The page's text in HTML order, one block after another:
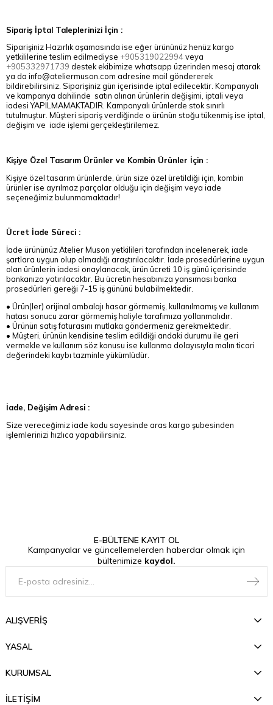
Sipariş İptal Taleplerinizi İçin :
Siparişiniz Hazırlık aşamasında ise eğer ürününüz henüz kargo
yetkililerine teslim edilmediyse +905319022994veya
+905332971739 destek ekibimize whatsapp üzerinden mesaj atarak
ya da info@ateliermuson.com adresine mail göndererek
bildirebilirsiniz. Siparişiniz gün içerisinde iptal edilecektir. Kampanyalı
ve kampanya dahilinde satın alınan ürünlerin değişimi, iptali veya
iadesi YAPILMAMAKTADIR. Kampanyalı ürünlerde stok sınırlı
tutulmuştur. Müşteri sipariş verdiğinde o ürünün stoğu tükenmiş ise iptal,
değişim ve iade işlemi gerçekleştirilemez.
Kişiye Özel Tasarım Ürünler ve Kombin Ürünler İçin :
Kişiye özel tasarım ürünlerde, ürün size özel üretildiği için, kombin
ürünler ise ayrılmaz parçalar olduğu için değişim veya iade
seçeneğimiz bulunmamaktadır!
Ücret İade Süreci :
İade ürününüz Atelier Muson yetkilileri tarafından incelenerek, iade
şartlara uygun olup olmadığı araştırılacaktır. İade prosedürlerine uygun
olan ürünlerin iadesi onaylanacak, ürün ücreti 10 iş günü içerisinde
bankanıza yatırılacaktır. Bu ücretin hesabınıza yansıması banka
prosedürleri gereği 7-15 iş gününü bulabilmektedir.
• Ürün(ler) orijinal ambalajı hasar görmemiş, kullanılmamış ve kullanım
hatası sonucu zarar görmemiş haliyle tarafımıza yollanmalıdır.
• Ürünün satış faturasını mutlaka göndermeniz gerekmektedir.
• Müşteri, ürünün kendisine teslim edildiği andaki durumu ile geri
vermekle ve kullanım söz konusu ise kullanma dolayısıyla malın ticari
değerindeki kaybı tazminle yükümlüdür.
İade, Değişim Adresi :
Size vereceğimiz iade kodu sayesinde aras kargo şubesinden
işlemlerinizi hızlıca yapabilirsiniz.
E-BÜLTENE KAYIT OL
Kampanyalar ve güncellemelerden haberdar olmak için
bültenimize kaydol.
ALIŞVERİŞ
YASAL
KURUMSAL
İLETİŞİM